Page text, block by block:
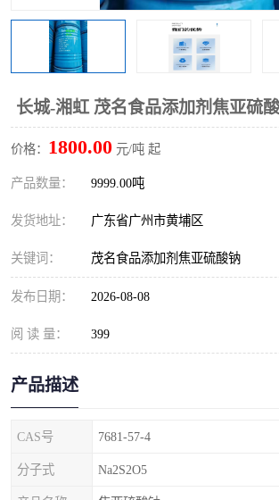
长城-湘虹 茂名食品添加剂焦亚硫
价格： 1800.00 元/吨 起
产品数量： 9999.00吨
发货地址： 广东省广州市黄埔区
关键词： 茂名食品添加剂焦亚硫酸钠
发布日期： 2026-08-08
阅 读 量： 399
产品描述
CAS号 7681-57-4
分子式 Na2S2O5
过硫酸钠
尿素
聚合硫酸铁 磷酸二
大苏打